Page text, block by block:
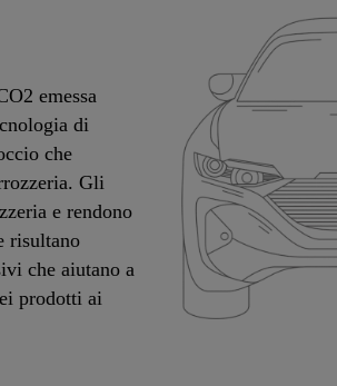
emessa
di
che
Gli
e rendono
risultano
che aiutano a
prodotti ai